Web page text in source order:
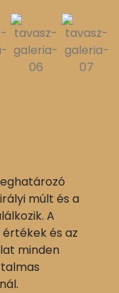
múlt és a
A
és az
minden